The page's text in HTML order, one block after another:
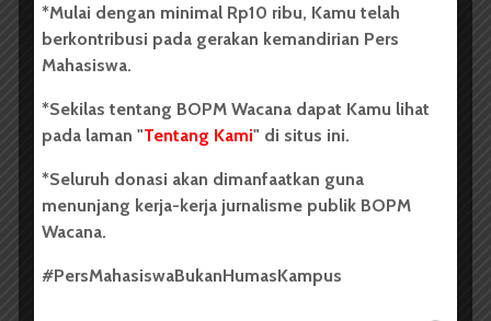
Dua Mahasiswa Sastra Indonesia
Sumatra Utara 2026
Oleh: Iyusarah Pakpahan USU, wacana.org – Dua...
*Mulai dengan minimal Rp10 ribu, Kamu telah
berkontribusi pada gerakan kemandirian Pers
Mahasiswa.
*Sekilas tentang BOPM Wacana dapat Kamu lihat
pada laman "Tentang Kami" di situs ini.
*Seluruh donasi akan dimanfaatkan guna
menunjang kerja-kerja jurnalisme publik BOPM
Wacana.
#PersMahasiswaBukanHumasKampus